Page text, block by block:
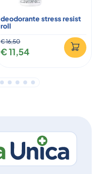
deodorante stress resist
roll
€ 16,50
€ 11,54